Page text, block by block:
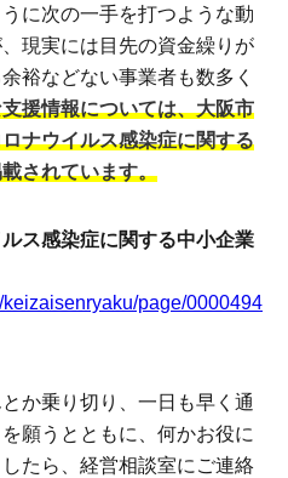
に次の一手を打つような動
現実には目先の資金繰りが
裕などない事業者も数多く
援情報については、大阪市
ナウイルス感染症に関する
されています。
ス感染症に関する中小企業
page/0000494
か乗り切り、一日も早く通
願うとともに、何かお役に
たら、経営相談室にご連絡